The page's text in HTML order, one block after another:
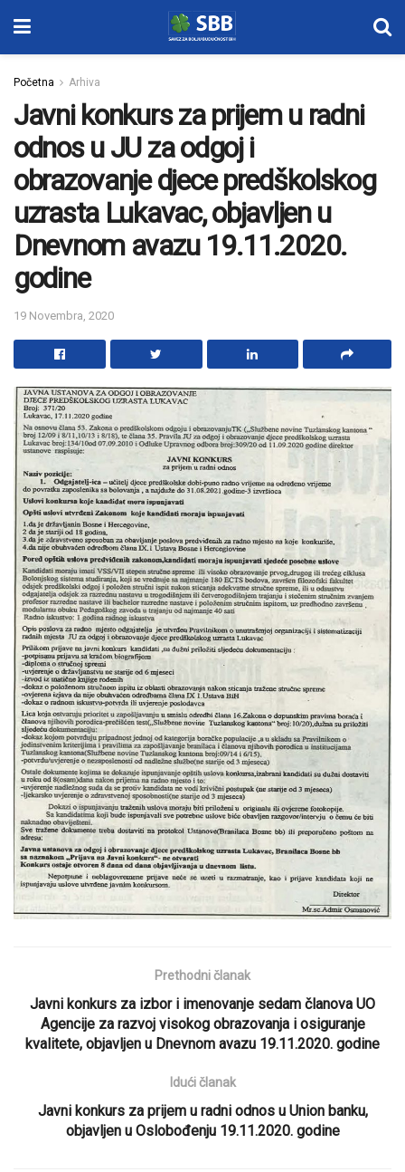
Početna Arhiva
Javni konkurs za prijem u radni
odnos u JU za odgoj i
obrazovanje djece predškolskog
uzrasta Lukavac, objavljen u
Dnevnom avazu 19.11.2020.
godine
19 Novembra, 2020
Prethodni članak
Javni konkurs za izbor i imenovanje sedam članova UO
Agencije za razvoj visokog obrazovanja i osiguranje
kvalitete, objavljen u Dnevnom avazu 19.11.2020. godine
Idući članak
Javni konkurs za prijem u radni odnos u Union banku,
objavljen u Oslobođenju 19.11.2020. godine